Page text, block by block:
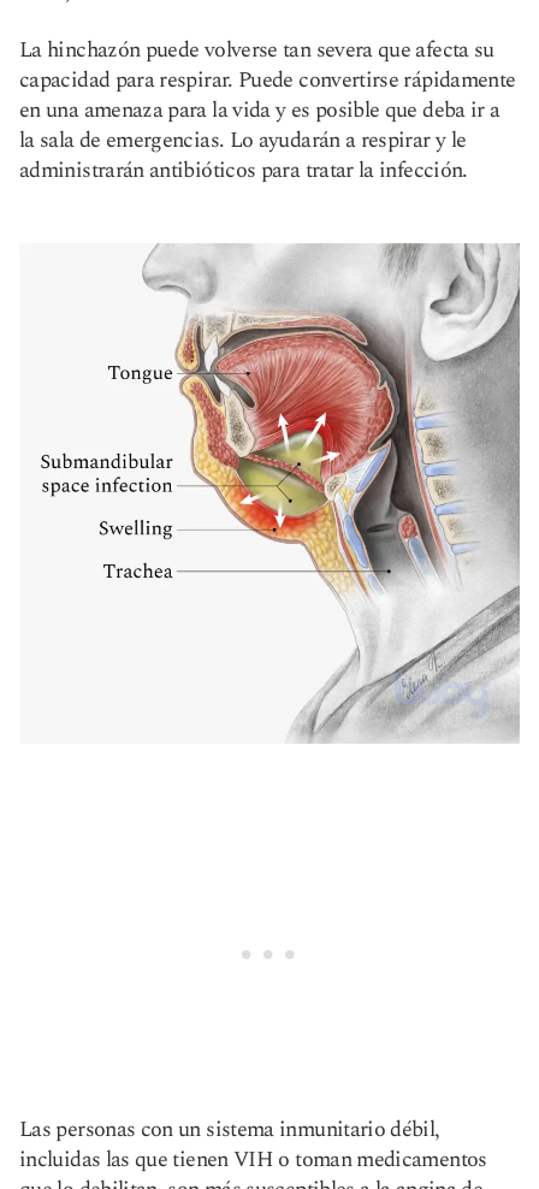
La hinchazón puede volverse tan severa que afecta su
capacidad para respirar. Puede convertirse rápidamente
en una amenaza para la vida y es posible que deba ir a
la sala de emergencias. Lo ayudarán a respirar y le
administrarán antibióticos para tratar la infección.
Las personas con un sistema inmunitario débil,
incluidas las que tienen VIH o toman medicamentos